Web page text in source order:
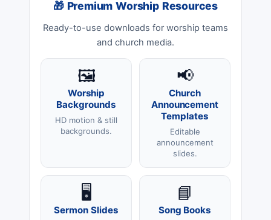
🎁 Premium Worship Resources
Ready-to-use downloads for worship teams
and church media.
🖼️
Worship
Backgrounds
HD motion & still
backgrounds.
📢
Church
Announcement
Templates
Editable
announcement
slides.
🖥️
Sermon Slides
📘
Song Books